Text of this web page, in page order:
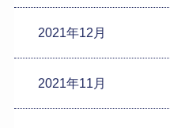
2021年12月
2021年11月